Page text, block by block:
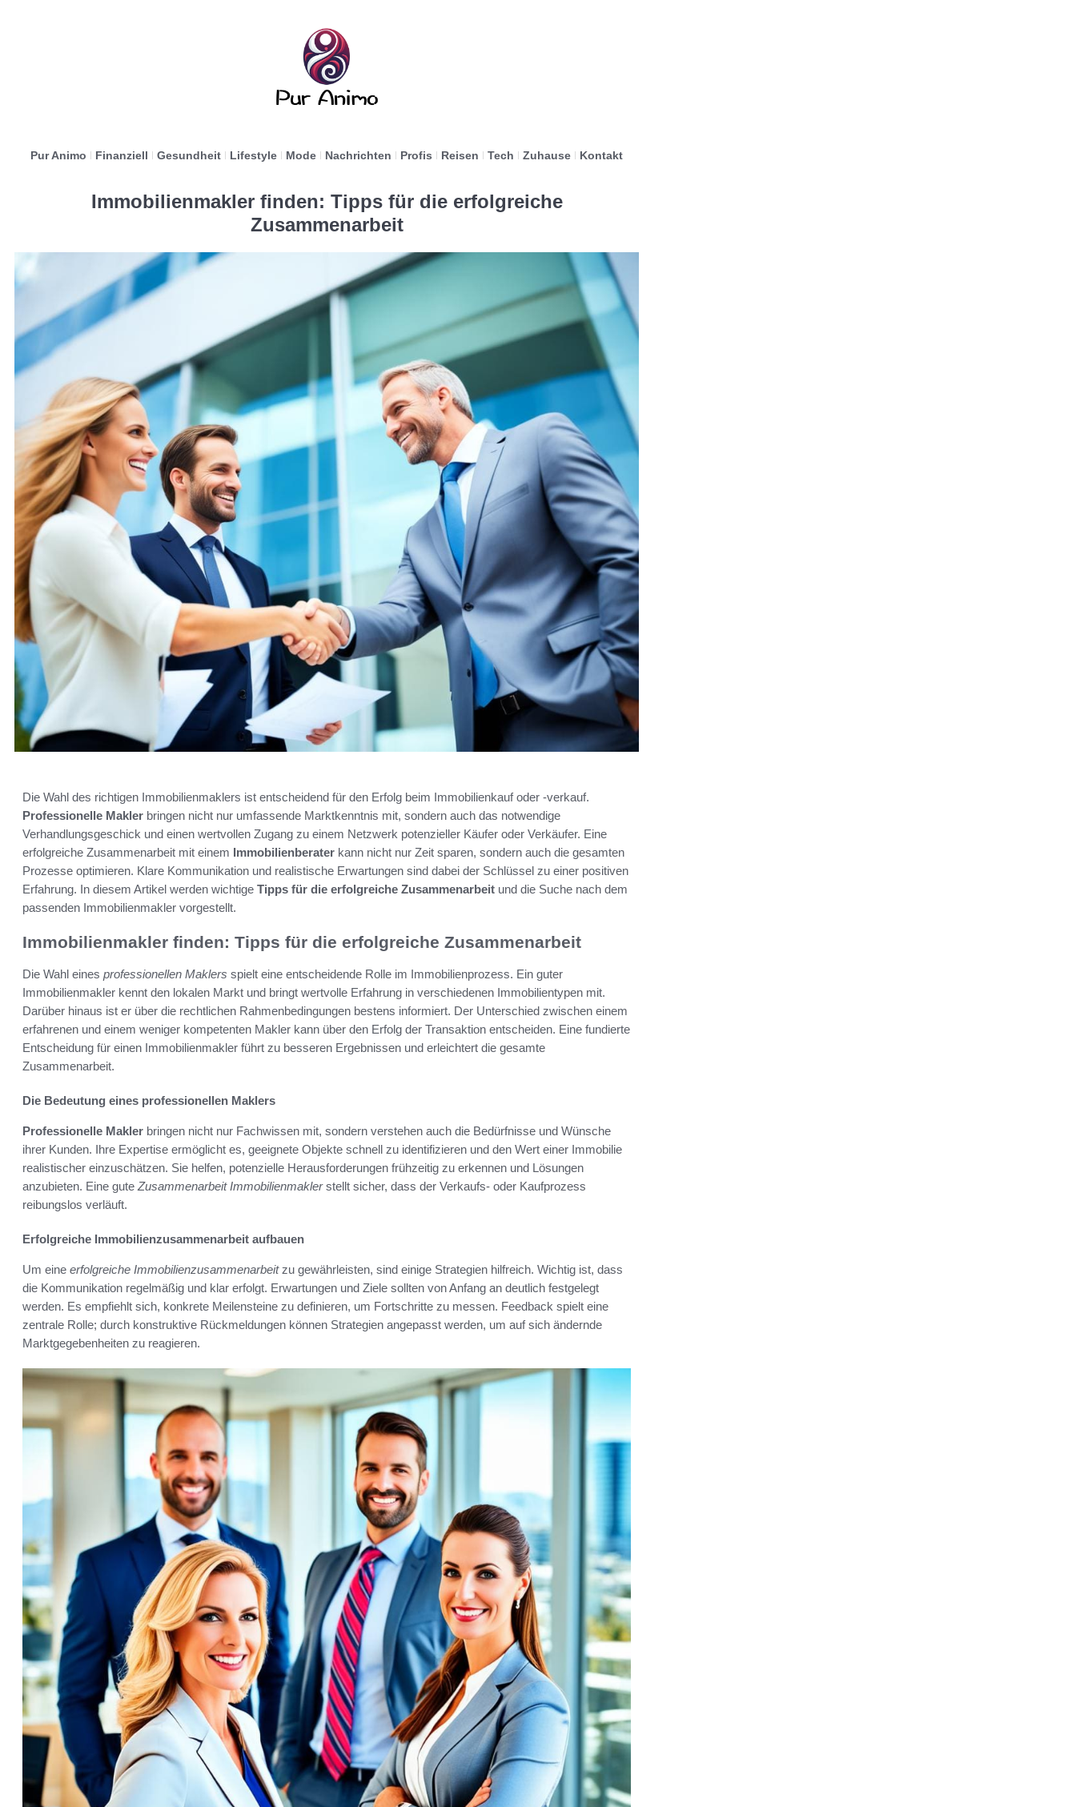
Pur Animo Finanziell Gesundheit Lifestyle Mode Nachrichten Profis Reisen Tech Zuhause Kontakt
Immobilienmakler finden: Tipps für die erfolgreiche
Zusammenarbeit
Die Wahl des richtigen Immobilienmaklers ist entscheidend für den Erfolg beim Immobilienkauf oder -verkauf.
Professionelle Makler bringen nicht nur umfassende Marktkenntnis mit, sondern auch das notwendige
Verhandlungsgeschick und einen wertvollen Zugang zu einem Netzwerk potenzieller Käufer oder Verkäufer. Eine
erfolgreiche Zusammenarbeit mit einem Immobilienberater kann nicht nur Zeit sparen, sondern auch die gesamten
Prozesse optimieren. Klare Kommunikation und realistische Erwartungen sind dabei der Schlüssel zu einer positiven
Erfahrung. In diesem Artikel werden wichtige Tipps für die erfolgreiche Zusammenarbeit und die Suche nach dem
passenden Immobilienmakler vorgestellt.
Immobilienmakler finden: Tipps für die erfolgreiche Zusammenarbeit
Die Wahl eines professionellen Maklers spielt eine entscheidende Rolle im Immobilienprozess. Ein guter
Immobilienmakler kennt den lokalen Markt und bringt wertvolle Erfahrung in verschiedenen Immobilientypen mit.
Darüber hinaus ist er über die rechtlichen Rahmenbedingungen bestens informiert. Der Unterschied zwischen einem
erfahrenen und einem weniger kompetenten Makler kann über den Erfolg der Transaktion entscheiden. Eine fundierte
Entscheidung für einen Immobilienmakler führt zu besseren Ergebnissen und erleichtert die gesamte
Zusammenarbeit.
Die Bedeutung eines professionellen Maklers
Professionelle Makler bringen nicht nur Fachwissen mit, sondern verstehen auch die Bedürfnisse und Wünsche
ihrer Kunden. Ihre Expertise ermöglicht es, geeignete Objekte schnell zu identifizieren und den Wert einer Immobilie
realistischer einzuschätzen. Sie helfen, potenzielle Herausforderungen frühzeitig zu erkennen und Lösungen
anzubieten. Eine guteZusammenarbeit Immobilienmaklerstellt sicher, dass der Verkaufs- oder Kaufprozess
reibungslos verläuft.
Erfolgreiche Immobilienzusammenarbeit aufbauen
Um eine erfolgreiche Immobilienzusammenarbeitzu gewährleisten, sind einige Strategien hilfreich. Wichtig ist, dass
die Kommunikation regelmäßig und klar erfolgt. Erwartungen und Ziele sollten von Anfang an deutlich festgelegt
werden. Es empfiehlt sich, konkrete Meilensteine zu definieren, um Fortschritte zu messen. Feedback spielt eine
zentrale Rolle; durch konstruktive Rückmeldungen können Strategien angepasst werden, um auf sich ändernde
Marktgegebenheiten zu reagieren.